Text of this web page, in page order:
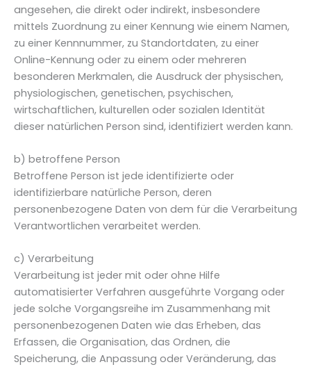
angesehen, die direkt oder indirekt, insbesondere
mittels Zuordnung zu einer Kennung wie einem Namen,
zu einer Kennnummer, zu Standortdaten, zu einer
Online-Kennung oder zu einem oder mehreren
besonderen Merkmalen, die Ausdruck der physischen,
physiologischen, genetischen, psychischen,
wirtschaftlichen, kulturellen oder sozialen Identität
dieser natürlichen Person sind, identifiziert werden kann.
b) betroffene Person
Betroffene Person ist jede identifizierte oder
identifizierbare natürliche Person, deren
personenbezogene Daten von dem für die Verarbeitung
Verantwortlichen verarbeitet werden.
c) Verarbeitung
Verarbeitung ist jeder mit oder ohne Hilfe
automatisierter Verfahren ausgeführte Vorgang oder
jede solche Vorgangsreihe im Zusammenhang mit
personenbezogenen Daten wie das Erheben, das
Erfassen, die Organisation, das Ordnen, die
Speicherung, die Anpassung oder Veränderung, das